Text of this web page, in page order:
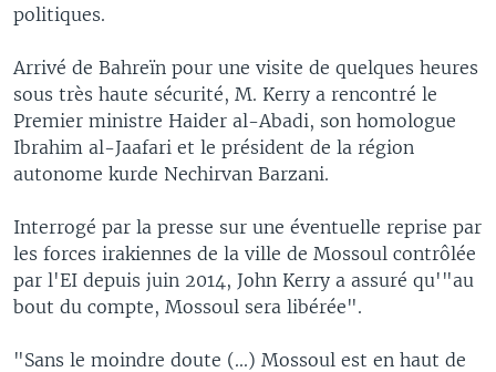
politiques.
Arrivé de Bahreïn pour une visite de quelques heures
sous très haute sécurité, M. Kerry a rencontré le
Premier ministre Haider al-Abadi, son homologue
Ibrahim al-Jaafari et le président de la région
autonome kurde Nechirvan Barzani.
Interrogé par la presse sur une éventuelle reprise par
les forces irakiennes de la ville de Mossoul contrôlée
par l'EI depuis juin 2014, John Kerry a assuré qu'"au
bout du compte, Mossoul sera libérée".
"Sans le moindre doute (...) Mossoul est en haut de